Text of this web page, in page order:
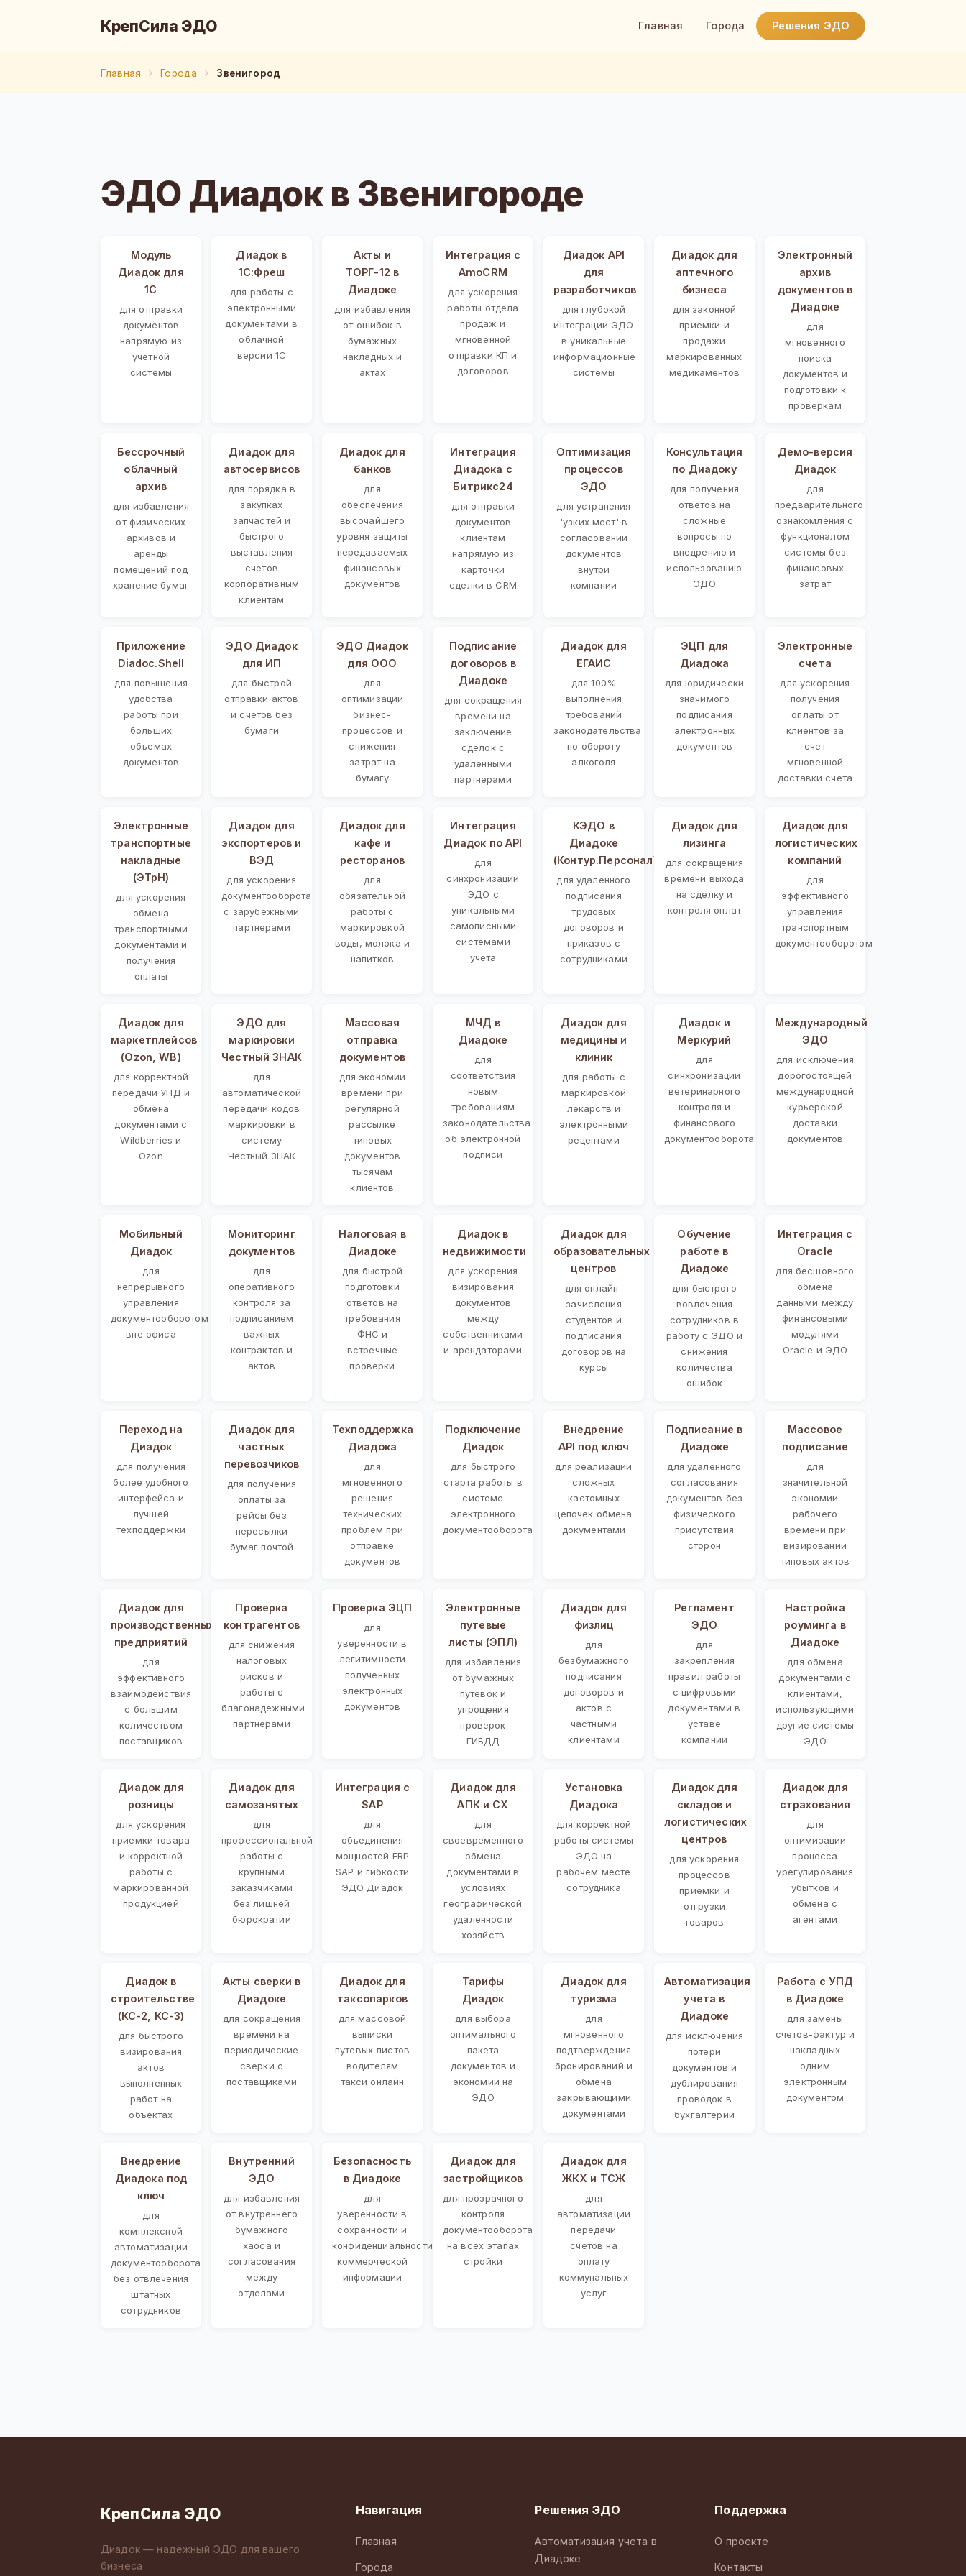
КрепСила ЭДО Главная Города Решения ЭДО
Главная Города Звенигород
ЭДО Диадок в Звенигороде
Модуль
Диадок для
1С
для отправки
документов
напрямую из
учетной
системы
Диадок в
1С:Фреш
для работы с
электронными
документами в
облачной
версии 1С
Акты и
ТОРГ-12 в
Диадоке
для избавления
от ошибок в
бумажных
накладных и
актах
Интеграция с
AmoCRM
для ускорения
работы отдела
продаж и
мгновенной
отправки КП и
договоров
Диадок API
для
разработчиков
для глубокой
интеграции ЭДО
в уникальные
информационные
системы
Диадок для
аптечного
бизнеса
для законной
приемки и
продажи
маркированных
медикаментов
Электронный
архив
документов в
Диадоке
для
мгновенного
поиска
документов и
подготовки к
проверкам
Бессрочный
облачный
архив
для избавления
от физических
архивов и
аренды
помещений под
хранение бумаг
Диадок для
автосервисов
для порядка в
закупках
запчастей и
быстрого
выставления
счетов
корпоративным
клиентам
Диадок для
банков
для
обеспечения
высочайшего
уровня защиты
передаваемых
финансовых
документов
Интеграция
Диадока с
Битрикс24
для отправки
документов
клиентам
напрямую из
карточки
сделки в CRM
Оптимизация
процессов
ЭДО
для устранения
'узких мест' в
согласовании
документов
внутри
компании
Консультация
по Диадоку
для получения
ответов на
сложные
вопросы по
внедрению и
использованию
ЭДО
Демо-версия
Диадок
для
предварительного
ознакомления с
функционалом
системы без
финансовых
затрат
Приложение
Diadoc.Shell
для повышения
удобства
работы при
больших
объемах
документов
ЭДО Диадок
для ИП
для быстрой
отправки актов
и счетов без
бумаги
ЭДО Диадок
для ООО
для
оптимизации
бизнес-
процессов и
снижения
затрат на
бумагу
Подписание
договоров в
Диадоке
для сокращения
времени на
заключение
сделок с
удаленными
партнерами
Диадок для
ЕГАИС
для 100%
выполнения
требований
законодательства
по обороту
алкоголя
ЭЦП для
Диадока
для юридически
значимого
подписания
электронных
документов
Электронные
счета
для ускорения
получения
оплаты от
клиентов за
счет
мгновенной
доставки счета
Электронные
транспортные
накладные
(ЭТрН)
для ускорения
обмена
транспортными
документами и
получения
оплаты
Диадок для
экспортеров и
ВЭД
для ускорения
документооборота
с зарубежными
партнерами
Диадок для
кафе и
ресторанов
для
обязательной
работы с
маркировкой
воды, молока и
напитков
Интеграция
Диадок по API
для
синхронизации
ЭДО с
уникальными
самописными
системами
учета
КЭДО в
Диадоке
(Контур.Персонал)
для удаленного
подписания
трудовых
договоров и
приказов с
сотрудниками
Диадок для
лизинга
для сокращения
времени выхода
на сделку и
контроля оплат
Диадок для
логистических
компаний
для
эффективного
управления
транспортным
документооборотом
Диадок для
маркетплейсов
(Ozon, WB)
для корректной
передачи УПД и
обмена
документами с
Wildberries и
Ozon
ЭДО для
маркировки
Честный ЗНАК
для
автоматической
передачи кодов
маркировки в
систему
Честный ЗНАК
Массовая
отправка
документов
для экономии
времени при
регулярной
рассылке
типовых
документов
тысячам
клиентов
МЧД в
Диадоке
для
соответствия
новым
требованиям
законодательства
об электронной
подписи
Диадок для
медицины и
клиник
для работы с
маркировкой
лекарств и
электронными
рецептами
Диадок и
Меркурий
для
синхронизации
ветеринарного
контроля и
финансового
документооборота
Международный
ЭДО
для исключения
дорогостоящей
международной
курьерской
доставки
документов
Мобильный
Диадок
для
непрерывного
управления
документооборотом
вне офиса
Мониторинг
документов
для
оперативного
контроля за
подписанием
важных
контрактов и
актов
Налоговая в
Диадоке
для быстрой
подготовки
ответов на
требования
ФНС и
встречные
проверки
Диадок в
недвижимости
для ускорения
визирования
документов
между
собственниками
и арендаторами
Диадок для
образовательных
центров
для онлайн-
зачисления
студентов и
подписания
договоров на
курсы
Обучение
работе в
Диадоке
для быстрого
вовлечения
сотрудников в
работу с ЭДО и
снижения
количества
ошибок
Интеграция с
Oracle
для бесшовного
обмена
данными между
финансовыми
модулями
Oracle и ЭДО
Переход на
Диадок
для получения
более удобного
интерфейса и
лучшей
техподдержки
Диадок для
частных
перевозчиков
для получения
оплаты за
рейсы без
пересылки
бумаг почтой
Техподдержка
Диадока
для
мгновенного
решения
технических
проблем при
отправке
документов
Подключение
Диадок
для быстрого
старта работы в
системе
электронного
документооборота
Внедрение
API под ключ
для реализации
сложных
кастомных
цепочек обмена
документами
Подписание в
Диадоке
для удаленного
согласования
документов без
физического
присутствия
сторон
Массовое
подписание
для
значительной
экономии
рабочего
времени при
визировании
типовых актов
Диадок для
производственных
предприятий
для
эффективного
взаимодействия
с большим
количеством
поставщиков
Проверка
контрагентов
для снижения
налоговых
рисков и
работы с
благонадежными
партнерами
Проверка ЭЦП
для
уверенности в
легитимности
полученных
электронных
документов
Электронные
путевые
листы (ЭПЛ)
для избавления
от бумажных
путевок и
упрощения
проверок
ГИБДД
Диадок для
физлиц
для
безбумажного
подписания
договоров и
актов с
частными
клиентами
Регламент
ЭДО
для
закрепления
правил работы
с цифровыми
документами в
уставе
компании
Настройка
роуминга в
Диадоке
для обмена
документами с
клиентами,
использующими
другие системы
ЭДО
Диадок для
розницы
для ускорения
приемки товара
и корректной
работы с
маркированной
продукцией
Диадок для
самозанятых
для
профессиональной
работы с
крупными
заказчиками
без лишней
бюрократии
Интеграция с
SAP
для
объединения
мощностей ERP
SAP и гибкости
ЭДО Диадок
Диадок для
АПК и СХ
для
своевременного
обмена
документами в
условиях
географической
удаленности
хозяйств
Установка
Диадока
для корректной
работы системы
ЭДО на
рабочем месте
сотрудника
Диадок для
складов и
логистических
центров
для ускорения
процессов
приемки и
отгрузки
товаров
Диадок для
страхования
для
оптимизации
процесса
урегулирования
убытков и
обмена с
агентами
Диадок в
строительстве
(КС-2, КС-3)
для быстрого
визирования
актов
выполненных
работ на
объектах
Акты сверки в
Диадоке
для сокращения
времени на
периодические
сверки с
поставщиками
Диадок для
таксопарков
для массовой
выписки
путевых листов
водителям
такси онлайн
Тарифы
Диадок
для выбора
оптимального
пакета
документов и
экономии на
ЭДО
Диадок для
туризма
для
мгновенного
подтверждения
бронирований и
обмена
закрывающими
документами
Автоматизация
учета в
Диадоке
для исключения
потери
документов и
дублирования
проводок в
бухгалтерии
Работа с УПД
в Диадоке
для замены
счетов-фактур и
накладных
одним
электронным
документом
Внедрение
Диадока под
ключ
для
комплексной
автоматизации
документооборота
без отвлечения
штатных
сотрудников
Внутренний
ЭДО
для избавления
от внутреннего
бумажного
хаоса и
согласования
между
отделами
Безопасность
в Диадоке
для
уверенности в
сохранности и
конфиденциальности
коммерческой
информации
Диадок для
застройщиков
для прозрачного
контроля
документооборота
на всех этапах
стройки
Диадок для
ЖКХ и ТСЖ
для
автоматизации
передачи
счетов на
оплату
коммунальных
услуг
КрепСила ЭДО
Диадок — надёжный ЭДО для вашего
бизнеса
Навигация
Главная
Города
Решения ЭДО
Автоматизация учета в
Диадоке
Поддержка
О проекте
Контакты